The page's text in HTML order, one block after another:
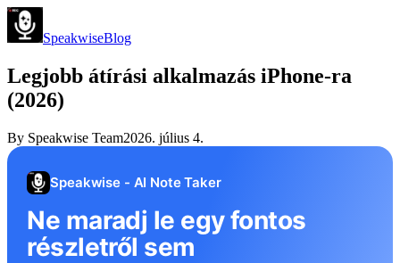
SpeakwiseBlog
Legjobb átírási alkalmazás iPhone-ra
(2026)
By Speakwise Team2026. július 4.
Speakwise - AI Note Taker
Ne maradj le egy fontos
részletről sem